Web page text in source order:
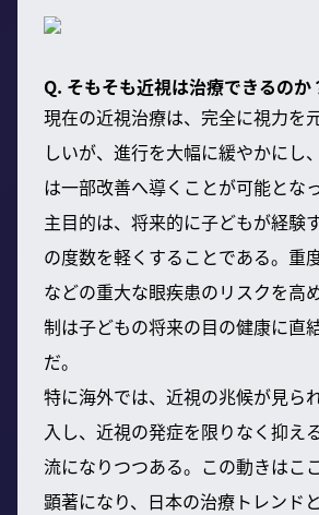
Q. そもそも近視は治療できるのか
現在の近視治療は、完全に視力を
しいが、進行を大幅に緩やかにし
は一部改善へ導くことが可能とな
主目的は、将来的に子どもが経験
の度数を軽くすることである。重
などの重大な眼疾患のリスクを高
制は子どもの将来の目の健康に直
だ。
特に海外では、近視の兆候が見ら
入し、近視の発症を限りなく抑え
流になりつつある。この動きはこ
顕著になり、日本の治療トレンド